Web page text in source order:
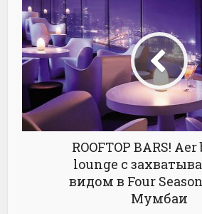
ROOFTOP BARS!
lounge с
видом в Four
Мумбаи